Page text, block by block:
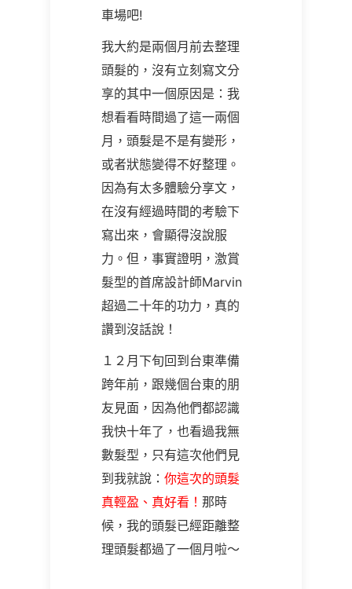
車場吧!
我大約是兩個月前去整理
頭髮的，沒有立刻寫文分
享的其中一個原因是：我
想看看時間過了這一兩個
月，頭髮是不是有變形，
或者狀態變得不好整理。
因為有太多體驗分享文，
在沒有經過時間的考驗下
寫出來，會顯得沒說服
力。但，事實證明，激賞
髮型的首席設計師Marvin
超過二十年的功力，真的
讚到沒話說！
１２月下旬回到台東準備
跨年前，跟幾個台東的朋
友見面，因為他們都認識
我快十年了，也看過我無
數髮型，只有這次他們見
到我就說： 你這次的頭髮
真輕盈、真好看！ 那時
候，我的頭髮已經距離整
理頭髮都過了一個月啦～